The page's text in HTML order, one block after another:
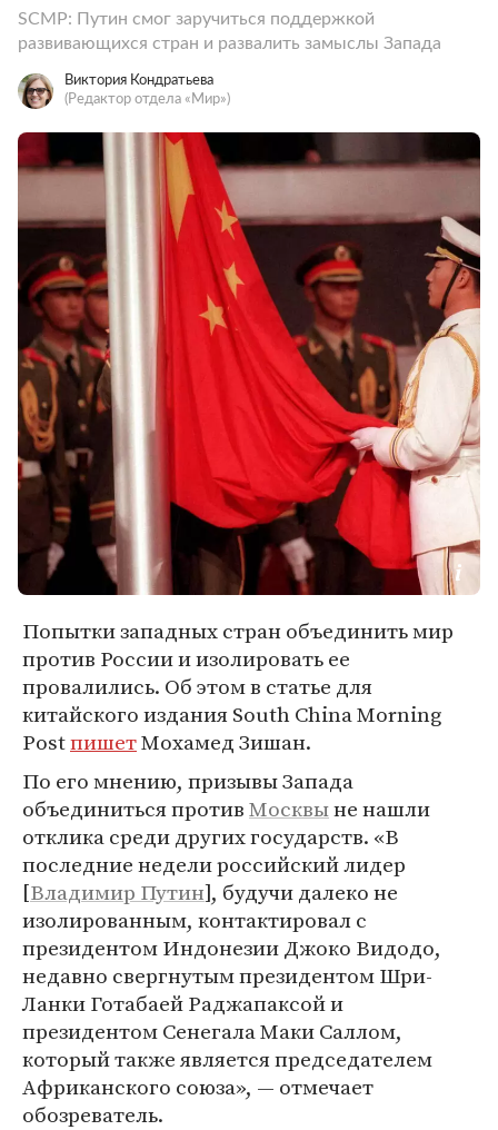
SCMP: Путин смог заручиться поддержкой
развивающихся стран и развалить замыслы Запада
Виктория Кондратьева
(Редактор отдела «Мир»)
Попытки западных стран объединить мир
против России и изолировать ее
провалились. Об этом в статье для
китайского издания South China Morning
PostпишетМохамед Зишан.
По его мнению, призывы Запада
объединиться противМосквыне нашли
отклика среди других государств. «В
последние недели российский лидер
[Владимир Путин], будучи далеко не
изолированным, контактировал с
президентом Индонезии Джоко Видодо,
недавно свергнутым президентом Шри-
Ланки Готабаей Раджапаксой и
президентом Сенегала Маки Саллом,
который также является председателем
Африканского союза», — отмечает
обозреватель.